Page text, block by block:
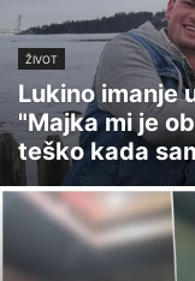
ŽIVOT
Lukino imanje
"Majka mi je
teško kada